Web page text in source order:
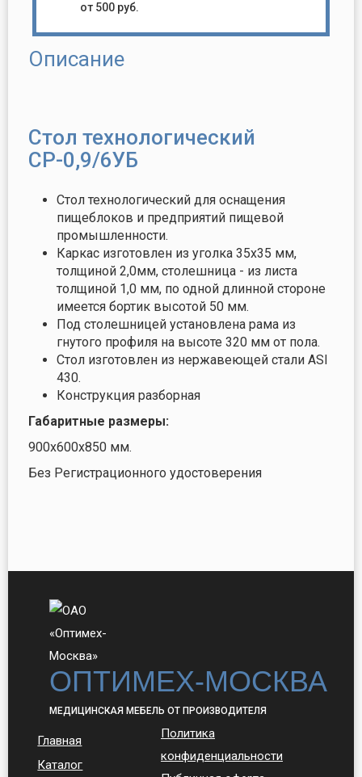
от 500 руб.
Описание
Стол технологический
СР-0,9/6УБ
Стол технологический для оснащения
пищеблоков и предприятий пищевой
промышленности.
Каркас изготовлен из уголка 35х35 мм,
толщиной 2,0мм, столешница - из листа
толщиной 1,0 мм, по одной длинной стороне
имеется бортик высотой 50 мм.
Под столешницей установлена рама из
гнутого профиля на высоте 320 мм от пола.
Стол изготовлен из нержавеющей стали ASI
430.
Конструкция разборная
Габаритные размеры:
900х600х850 мм.
Без Регистрационного удостоверения
ОПТИМЕХ-МОСКВА
МЕДИЦИНСКАЯ МЕБЕЛЬ ОТ ПРОИЗВОДИТЕЛЯ
Главная
Каталог
Политика
конфиденциальности